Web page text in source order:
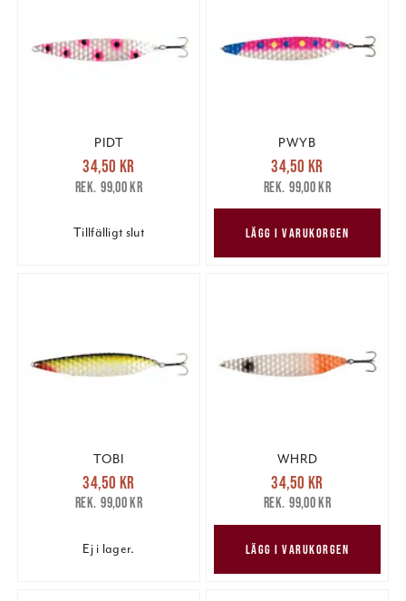
PIDT
Nuvarande pris
34,50 krTidigare pris
99,00 kr
34,50 kr
99,00 kr
Tillfälligt slut
PWYB
Nuvarande pris
34,50 krTidigare pris
99,00 kr
34,50 kr
99,00 kr
LÄGG I VARUKORGEN
TOBI
Nuvarande pris
34,50 krTidigare pris
99,00 kr
34,50 kr
99,00 kr
Ej i lager.
WHRD
Nuvarande pris
34,50 krTidigare pris
99,00 kr
34,50 kr
99,00 kr
LÄGG I VARUKORGEN